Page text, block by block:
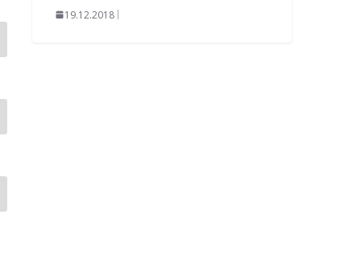
19.12.2018